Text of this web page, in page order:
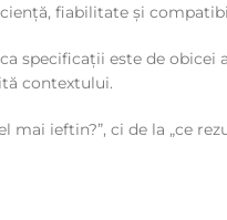
fiabilitate și
specificații este de
contextului.
mai ieftin?”, ci de la „ce